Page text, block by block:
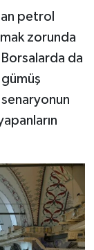
petrol
zorunda
da
gümüş